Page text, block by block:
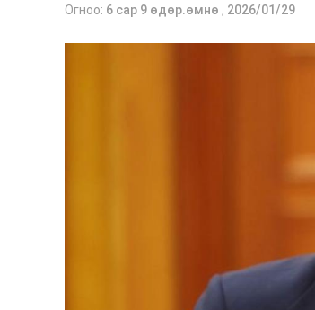
Огноо: 6 сар 9 өдөр.өмнө , 2026/01/29